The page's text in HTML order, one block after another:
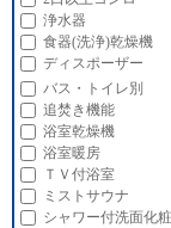
浄水器
食器(洗浄)乾燥機
ディスポーザー
バス・トイレ別
追焚き機能
浴室乾燥機
浴室暖房
ＴＶ付浴室
ミストサウナ
シャワー付洗面化